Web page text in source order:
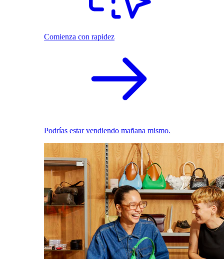
Comienza con rapidez
Podrías estar vendiendo mañana mismo.